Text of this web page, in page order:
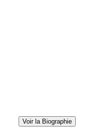
Voir la Biographie